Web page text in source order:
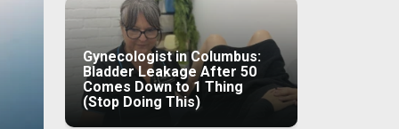
Gynecologist in Columbus:
Bladder Leakage After 50
Comes Down to 1 Thing
(Stop Doing This)